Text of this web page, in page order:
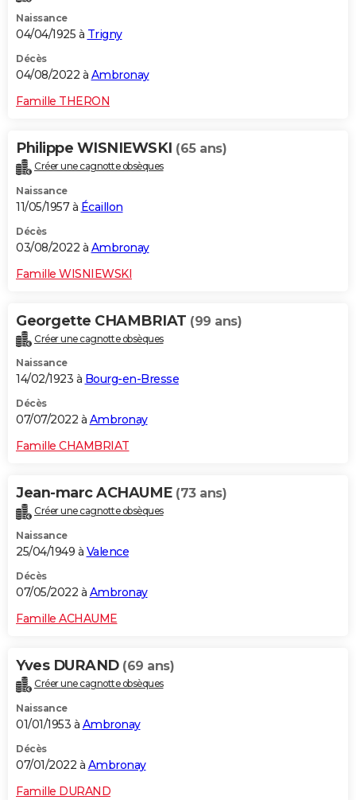
Naissance
04/04/1925 à Trigny
Décès
04/08/2022 à Ambronay
Famille THERON
Philippe WISNIEWSKI (65 ans)
Créer une cagnotte obsèques
Naissance
11/05/1957 à Écaillon
Décès
03/08/2022 à Ambronay
Famille WISNIEWSKI
Georgette CHAMBRIAT (99 ans)
Créer une cagnotte obsèques
Naissance
14/02/1923 à Bourg-en-Bresse
Décès
07/07/2022 à Ambronay
Famille CHAMBRIAT
Jean-marc ACHAUME (73 ans)
Créer une cagnotte obsèques
Naissance
25/04/1949 à Valence
Décès
07/05/2022 à Ambronay
Famille ACHAUME
Yves DURAND (69 ans)
Créer une cagnotte obsèques
Naissance
01/01/1953 à Ambronay
Décès
07/01/2022 à Ambronay
Famille DURAND